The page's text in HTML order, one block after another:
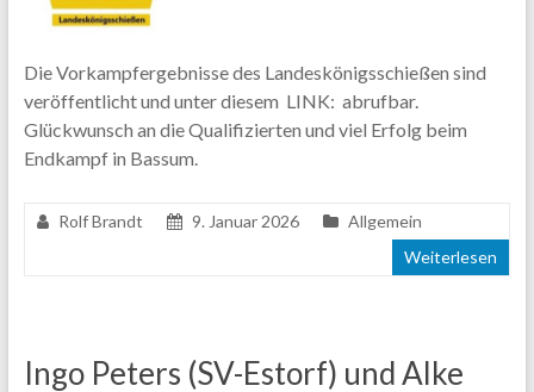
Die Vorkampfergebnisse des Landeskönigsschießen sind
veröffentlicht und unter diesem LINK: abrufbar.
Glückwunsch an die Qualifizierten und viel Erfolg beim
Endkampf in Bassum.
Rolf Brandt 9. Januar 2026
Allgemein
Weiterlesen
Ingo Peters (SV-Estorf) und Alke